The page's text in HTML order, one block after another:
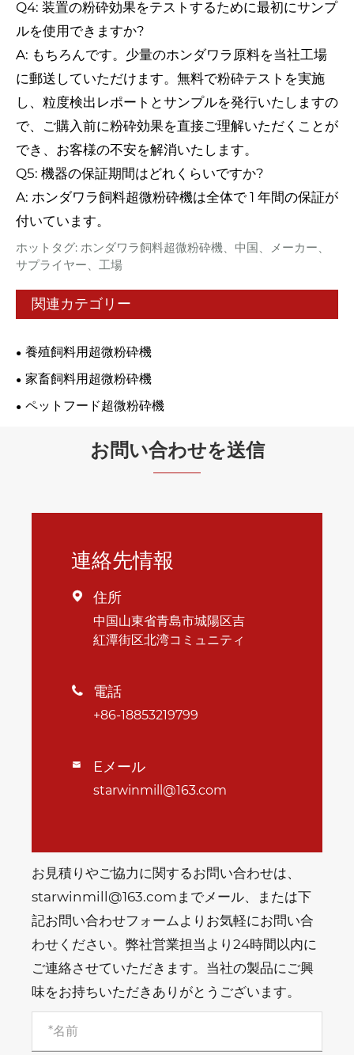
Q4: 装置の粉砕効果をテストするために最初にサンプ
ルを使用できますか?
A: もちろんです。少量のホンダワラ原料を当社工場
に郵送していただけます。無料で粉砕テストを実施
し、粒度検出レポートとサンプルを発行いたしますの
で、ご購入前に粉砕効果を直接ご理解いただくことが
でき、お客様の不安を解消いたします。
Q5: 機器の保証期間はどれくらいですか?
A: ホンダワラ飼料超微粉砕機は全体で 1 年間の保証が
付いています。
ホットタグ: ホンダワラ飼料超微粉砕機、中国、メーカー、
サプライヤー、工場
関連カテゴリー
養殖飼料用超微粉砕機
家畜飼料用超微粉砕機
ペットフード超微粉砕機
お問い合わせを送信
連絡先情報
 住所
中国山東省青島市城陽区吉
紅潭街区北湾コミュニティ
 電話
+86-18853219799
 Eメール
starwinmill@163.com
お見積りやご協力に関するお問い合わせは、
starwinmill@163.comまでメール、または下
記お問い合わせフォームよりお気軽にお問い合
わせください。弊社営業担当より24時間以内に
ご連絡させていただきます。当社の製品にご興
味をお持ちいただきありがとうございます。